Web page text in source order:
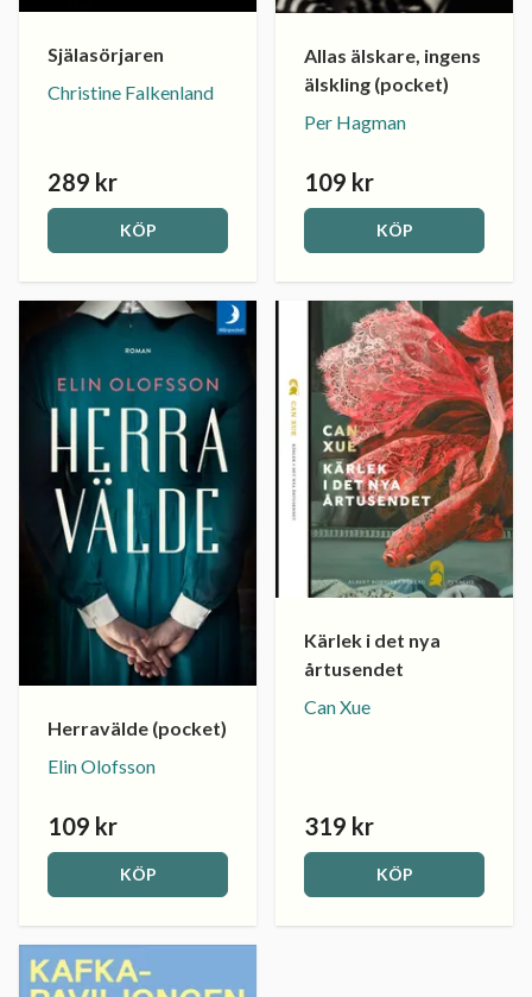
Själasörjaren
Christine Falkenland
289 kr
KÖP
Allas älskare, ingens
älskling (pocket)
Per Hagman
109 kr
KÖP
Herravälde (pocket)
Elin Olofsson
109 kr
KÖP
Kärlek i det nya
årtusendet
Can Xue
319 kr
KÖP